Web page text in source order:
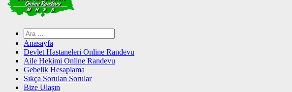
Arama:
Anasayfa
Devlet Hastaneleri Online Randevu
Aile Hekimi Online Randevu
Gebelik Hesaplama
Sıkça Sorulan Sorular
Bize Ulaşın